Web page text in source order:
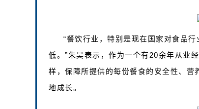
“餐饮行业，特别是现在国家对食品
低。”朱昊表示，作为一个有20余年从业
样，保障所提供的每份餐食的安全性、
地成长。